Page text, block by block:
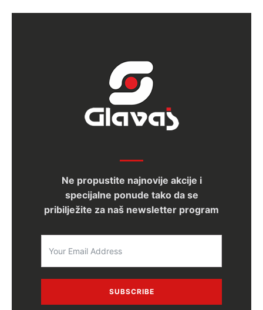
Ne propustite najnovije akcije i
specijalne ponude tako da se
pribilježite za naš newsletter program
SUBSCRIBE